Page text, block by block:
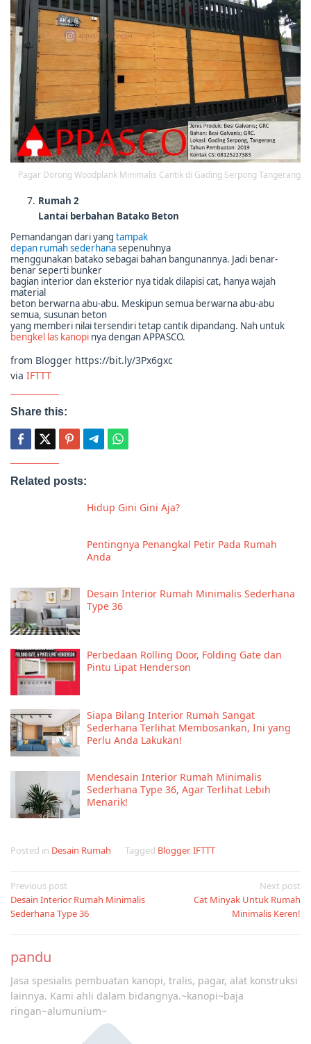
Pagar Dorong Woodplank Minimalis Cantik di Gading Serpong Tangerang
Rumah 2
Lantai berbahan Batako Beton
Pemandangan dari yang tampak
depan rumah sederhanasepenuhnya
menggunakan batako sebagai bahan bangunannya. Jadi benar-
benar seperti bunker
bagian interior dan eksterior nya tidak dilapisi cat, hanya wajah
material
beton berwarna abu-abu. Meskipun semua berwarna abu-abu
semua, susunan beton
yang memberi nilai tersendiri tetap cantik dipandang. Nah untuk
bengkel las kanopi nya dengan APPASCO.
from Blogger https://bit.ly/3Px6gxc
via IFTTT
Share this:
Related posts:
Hidup Gini Gini Aja?
Pentingnya Penangkal Petir Pada Rumah
Anda
Desain Interior Rumah Minimalis Sederhana
Type 36
Perbedaan Rolling Door, Folding Gate dan
Pintu Lipat Henderson
Siapa Bilang Interior Rumah Sangat
Sederhana Terlihat Membosankan, Ini yang
Perlu Anda Lakukan!
Mendesain Interior Rumah Minimalis
Sederhana Type 36, Agar Terlihat Lebih
Menarik!
Posted in Desain Rumah Tagged Blogger, IFTTT
Post
navigation
Previous post
Desain Interior Rumah Minimalis
Sederhana Type 36
Next post
Cat Minyak Untuk Rumah
Minimalis Keren!
pandu
Jasa spesialis pembuatan kanopi, tralis, pagar, alat konstruksi
lainnya. Kami ahli dalam bidangnya.~kanopi~baja
ringan~alumunium~